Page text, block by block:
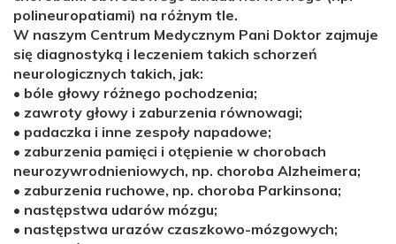
polineuropatiami) na różnym tle.
W naszym Centrum Medycznym Pani Doktor zajmuje
się diagnostyką i leczeniem takich schorzeń
neurologicznych takich, jak:
• bóle głowy różnego pochodzenia;
• zawroty głowy i zaburzenia równowagi;
• padaczka i inne zespoły napadowe;
• zaburzenia pamięci i otępienie w chorobach
neurozywrodnieniowych, np. choroba Alzheimera;
• zaburzenia ruchowe, np. choroba Parkinsona;
• następstwa udarów mózgu;
• następstwa urazów czaszkowo-mózgowych;